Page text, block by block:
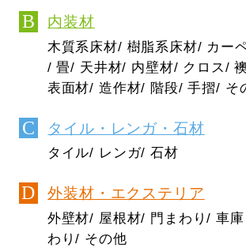
内装材
木質系床材/ 樹脂系床材/ カー
/ 畳/ 天井材/ 内壁材/ クロス/
表面材/ 造作材/ 階段/ 手摺/ そ
タイル・レンガ・石材
タイル/ レンガ/ 石材
外装材・エクステリア
外壁材/ 屋根材/ 門まわり/ 車庫
わり/ その他